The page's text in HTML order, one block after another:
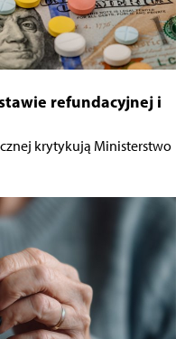
refundacyjnej i
krytykują Ministerstwo